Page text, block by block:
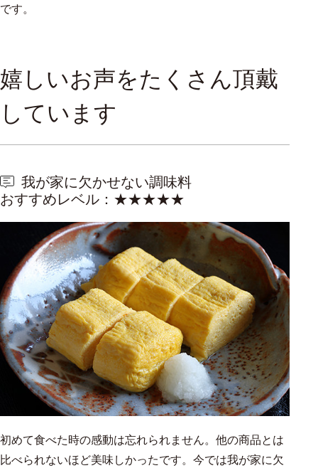
です。
嬉しいお声をたくさん頂戴
しています
我が家に欠かせない調味料
おすすめレベル：★★★★★
初めて食べた時の感動は忘れられません。他の商品とは
比べられないほど美味しかったです。今では我が家に欠